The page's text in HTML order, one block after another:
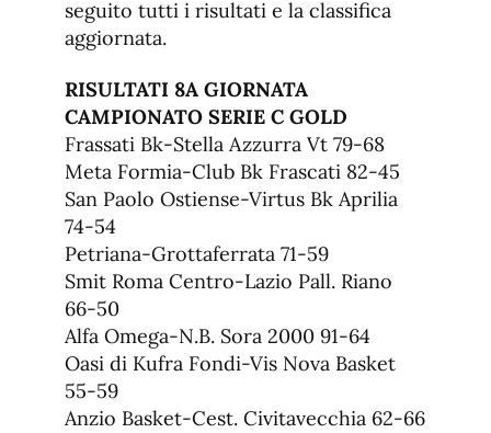
seguito tutti i risultati e la classifica
aggiornata.
RISULTATI 8A GIORNATA
CAMPIONATO SERIE C GOLD
Frassati Bk-Stella Azzurra Vt 79-68
Meta Formia-Club Bk Frascati 82-45
San Paolo Ostiense-Virtus Bk Aprilia
74-54
Petriana-Grottaferrata 71-59
Smit Roma Centro-Lazio Pall. Riano
66-50
Alfa Omega-N.B. Sora 2000 91-64
Oasi di Kufra Fondi-Vis Nova Basket
55-59
Anzio Basket-Cest. Civitavecchia 62-66